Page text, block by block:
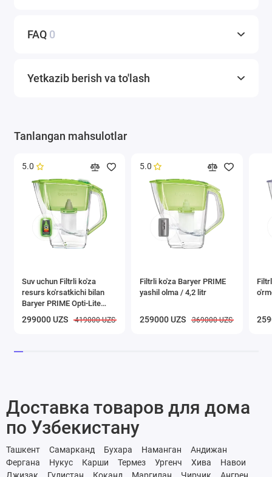
FAQ 0
Yetkazib berish va to'lash
Tanlangan mahsulotlar
5.0
Suv uchun Filtrli ko'za
resurs ko'rsatkichi bilan
Baryer PRIME Opti-Lite
yashil olma, 4,2l
299000 UZS 419000 UZS
5.0
Filtrli ko'za Baryer PRIME
yashil olma / 4,2 litr
259000 UZS 369000 UZS
Доставка товаров для дома
по Узбекистану
Ташкент Самарканд Бухара Наманган
Андижан
Фергана
Нукус Карши Термез Ургенч Хива
Навои